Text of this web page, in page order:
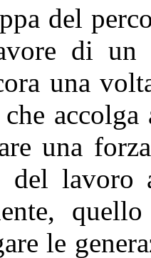
del
di
una
una
lavoro
le